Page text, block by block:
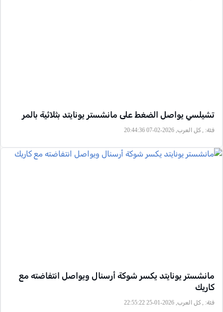
تشيلسي يواصل الضغط على مانشستر يونايتد بثلاثية بالمر
فئة: , كل العرب, 2026-02-07 20:44:36
مانشستر يونايتد يكسر شوكة أرسنال ويواصل انتفاضته مع
كاريك
فئة: , كل العرب, 2026-01-25 22:55:22